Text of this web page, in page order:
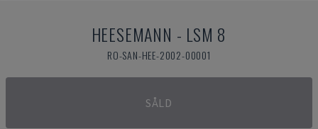
HEESEMANN - LSM 8
RO-SAN-HEE-2002-00001
SÅLD